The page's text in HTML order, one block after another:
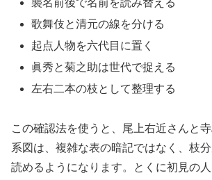
歌舞伎と清元の線を分ける
起点人物を六代目に置く
眞秀と菊之助は世代で捉える
左右二本の枝として整理する
この確認法を使うと、尾上右近さんと
系図は、複雑な表の暗記ではなく、枝
読めるようになります。とくに初見の